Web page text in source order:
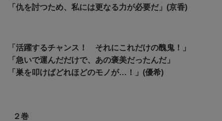
「仇を討つため、私には更なる力が必要だ」(京香)
「活躍するチャンス！ それにこれだけの醜鬼！」
「急いで運んだだけで、あの褒美だったんだ」
「巣を叩けばどれほどのモノが…！」(優希)
２巻